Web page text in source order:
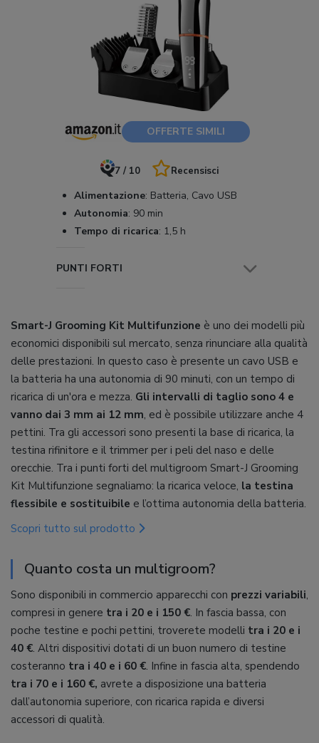
OFFERTE SIMILI
7 / 10 Recensisci
Alimentazione: Batteria, Cavo USB
Autonomia: 90 min
Tempo di ricarica: 1,5 h
PUNTI FORTI
Smart-J Grooming Kit Multifunzione è uno dei modelli più
economici disponibili sul mercato, senza rinunciare alla qualità
delle prestazioni. In questo caso è presente un cavo USB e
la batteria ha una autonomia di 90 minuti, con un tempo di
ricarica di un'ora e mezza. Gli intervalli di taglio sono 4 e
vanno dai 3 mm ai 12 mm, ed è possibile utilizzare anche 4
pettini. Tra gli accessori sono presenti la base di ricarica, la
testina rifinitore e il trimmer per i peli del naso e delle
orecchie. Tra i punti forti del multigroom Smart-J Grooming
Kit Multifunzione segnaliamo: la ricarica veloce, la testina
flessibile e sostituibile e l’ottima autonomia della batteria.
Scopri tutto sul prodotto
Quanto costa un multigroom?
Sono disponibili in commercio apparecchi con prezzi variabili,
compresi in genere tra i 20 e i 150 €. In fascia bassa, con
poche testine e pochi pettini, troverete modelli tra i 20 e i
40 €. Altri dispositivi dotati di un buon numero di testine
costeranno tra i 40 e i 60 €. Infine in fascia alta, spendendo
tra i 70 e i 160 €, avrete a disposizione una batteria
dall’autonomia superiore, con ricarica rapida e diversi
accessori di qualità.